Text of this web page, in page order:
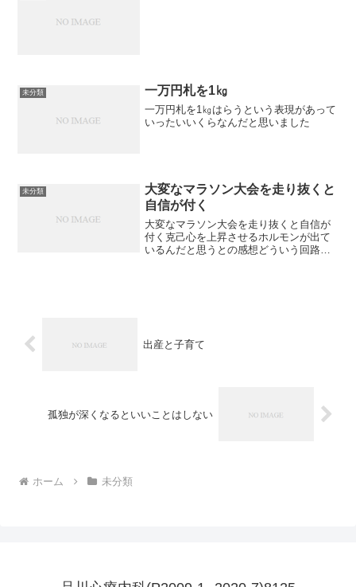
未分類 一万円札を1㎏
一万円札を1㎏はらうという表現があって
いったいいくらなんだと思いました
未分類
大変なマラソン大会を走り抜くと
自信が付く
大変なマラソン大会を走り抜くと自信が
付く克己心を上昇させるホルモンが出て
いるんだと思うとの感想どういう回路で
出産と子育て
孤独が深くなるといいことはしない
ホーム 未分類